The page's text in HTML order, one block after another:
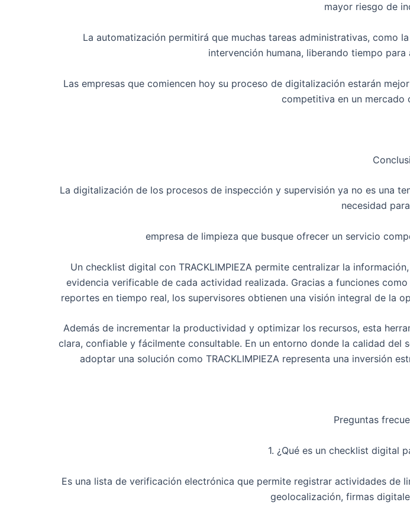
mayor riesgo de
La automatización permitirá que muchas tareas administrativas, como
intervención humana, liberando tiempo
Las empresas que comiencen hoy su proceso de digitalización estarán
competitiva en un mercado
La digitalización de los procesos de inspección y supervisión ya no es una
necesidad
empresa de limpieza que busque ofrecer un servicio
Un checklist digital con TRACKLIMPIEZA permite centralizar la
evidencia verificable de cada actividad realizada. Gracias a funciones
reportes en tiempo real, los supervisores obtienen una visión integral de la
Además de incrementar la productividad y optimizar los recursos, esta
clara, confiable y fácilmente consultable. En un entorno donde la calidad
adoptar una solución como TRACKLIMPIEZA representa una inversión
Preguntas
1. ¿Qué es un checklist digital
Es una lista de verificación electrónica que permite registrar actividades
geolocalización, firmas